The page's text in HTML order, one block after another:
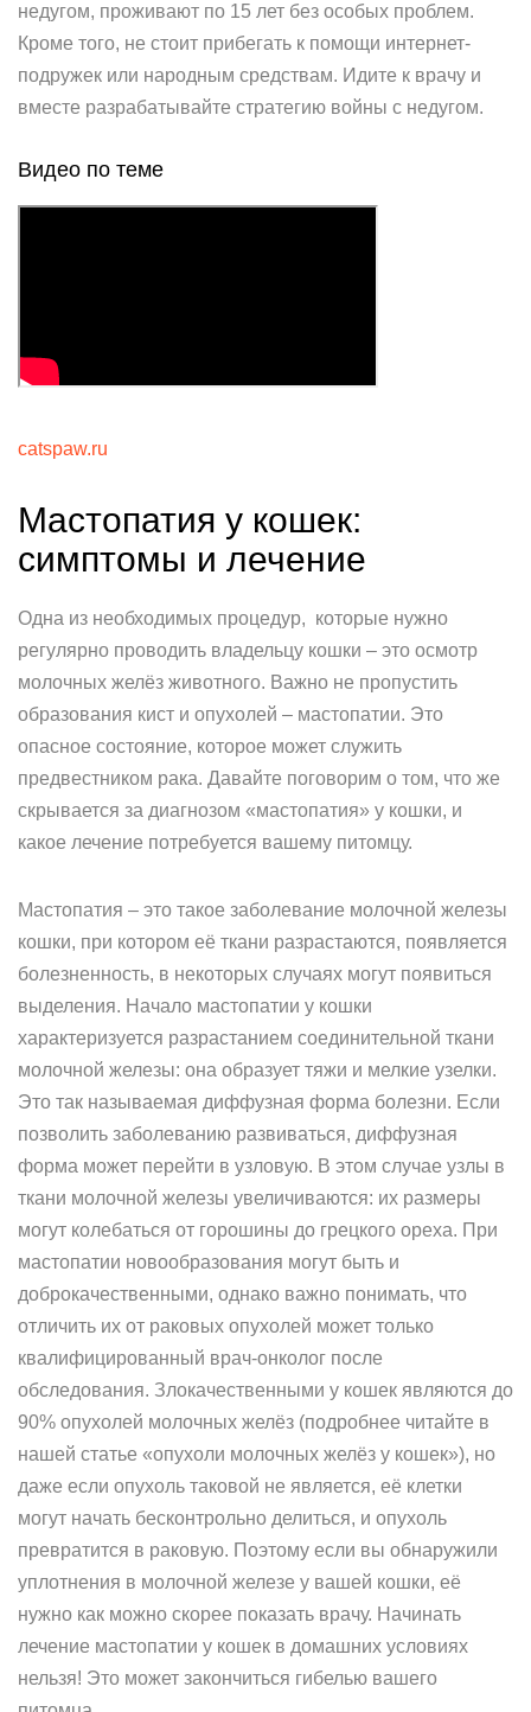
недугом, проживают по 15 лет без особых проблем.
Кроме того, не стоит прибегать к помощи интернет-
подружек или народным средствам. Идите к врачу и
вместе разрабатывайте стратегию войны с недугом.
Видео по теме
catspaw.ru
Мастопатия у кошек:
симптомы и лечение
Одна из необходимых процедур, которые нужно
регулярно проводить владельцу кошки – это осмотр
молочных желёз животного. Важно не пропустить
образования кист и опухолей – мастопатии. Это
опасное состояние, которое может служить
предвестником рака. Давайте поговорим о том, что же
скрывается за диагнозом «мастопатия» у кошки, и
какое лечение потребуется вашему питомцу.
Мастопатия – это такое заболевание молочной железы
кошки, при котором её ткани разрастаются, появляется
болезненность, в некоторых случаях могут появиться
выделения. Начало мастопатии у кошки
характеризуется разрастанием соединительной ткани
молочной железы: она образует тяжи и мелкие узелки.
Это так называемая диффузная форма болезни. Если
позволить заболеванию развиваться, диффузная
форма может перейти в узловую. В этом случае узлы в
ткани молочной железы увеличиваются: их размеры
могут колебаться от горошины до грецкого ореха. При
мастопатии новообразования могут быть и
доброкачественными, однако важно понимать, что
отличить их от раковых опухолей может только
квалифицированный врач-онколог после
обследования. Злокачественными у кошек являются до
90% опухолей молочных желёз (подробнее читайте в
нашей статье «опухоли молочных желёз у кошек»), но
даже если опухоль таковой не является, её клетки
могут начать бесконтрольно делиться, и опухоль
превратится в раковую. Поэтому если вы обнаружили
уплотнения в молочной железе у вашей кошки, её
нужно как можно скорее показать врачу. Начинать
лечение мастопатии у кошек в домашних условиях
нельзя! Это может закончиться гибелью вашего